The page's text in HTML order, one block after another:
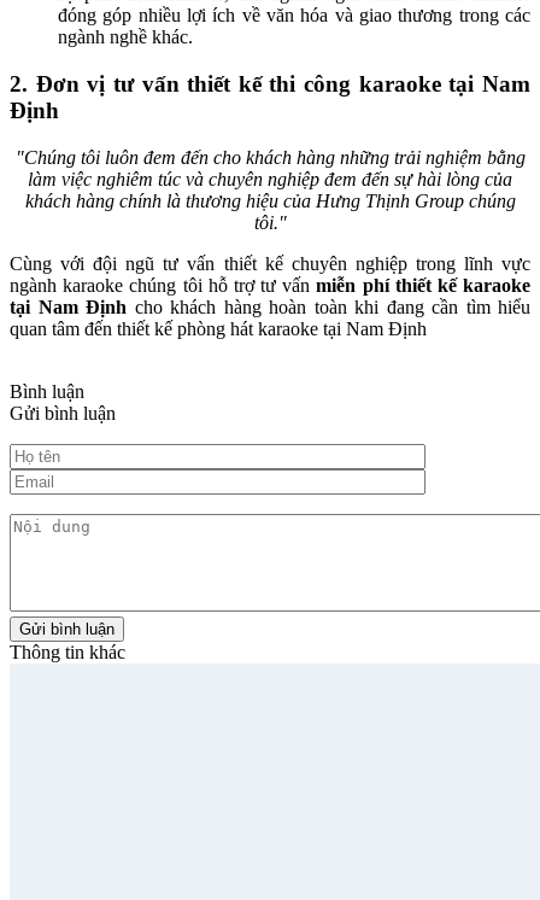
đóng góp nhiều lợi ích về văn hóa và giao thương trong các
ngành nghề khác.
2. Đơn vị tư vấn thiết kế thi công karaoke tại Nam
Định
"Chúng tôi luôn đem đến cho khách hàng những trải nghiệm bằng
làm việc nghiêm túc và chuyên nghiệp đem đến sự hài lòng của
khách hàng chính là thương hiệu của Hưng Thịnh Group chúng
tôi."
Cùng với đội ngũ tư vấn thiết kế chuyên nghiệp trong lĩnh vực
ngành karaoke chúng tôi hỗ trợ tư vấnmiễn phí thiết kế karaoke
tại Nam Định cho khách hàng hoàn toàn khi đang cần tìm hiểu
quan tâm đến thiết kế phòng hát karaoke tại Nam Định
Bình luận
Gửi bình luận
Thông tin khác